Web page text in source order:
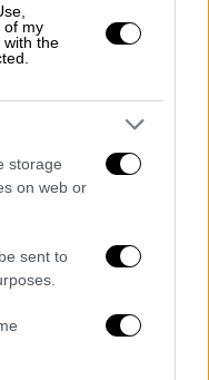
of my
with the
storage
on web or
sent to
δεν έχει
25ετής
ενώ, κατά την
συντρέχουν οι
για τη χορήγηση
χρόνο.
άμεσα,
ότι η
του Αρείου
εντός του